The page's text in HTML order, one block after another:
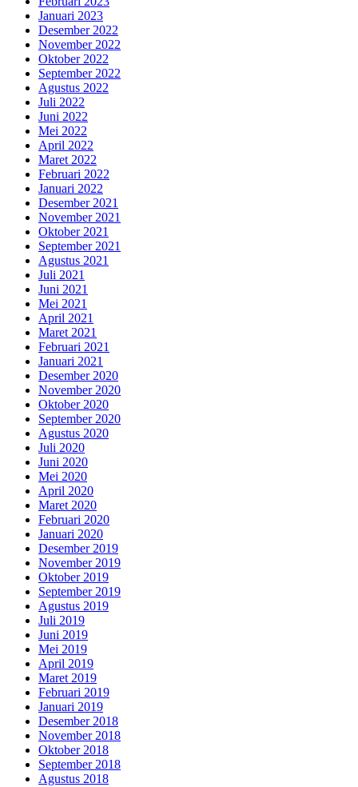
Januari 2023
Desember 2022
November 2022
Oktober 2022
September 2022
Agustus 2022
Juli 2022
Juni 2022
Mei 2022
April 2022
Maret 2022
Februari 2022
Januari 2022
Desember 2021
November 2021
Oktober 2021
September 2021
Agustus 2021
Juli 2021
Juni 2021
Mei 2021
April 2021
Maret 2021
Februari 2021
Januari 2021
Desember 2020
November 2020
Oktober 2020
September 2020
Agustus 2020
Juli 2020
Juni 2020
Mei 2020
April 2020
Maret 2020
Februari 2020
Januari 2020
Desember 2019
November 2019
Oktober 2019
September 2019
Agustus 2019
Juli 2019
Juni 2019
Mei 2019
April 2019
Maret 2019
Februari 2019
Januari 2019
Desember 2018
November 2018
Oktober 2018
September 2018
Agustus 2018